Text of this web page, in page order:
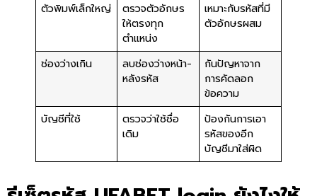
ตัวพิมพ์เล็กใหญ่
ตรวจตัวอักษร
ให้ตรงทุก
ตำแหน่ง
เหมาะกับรหัสที่มี
ตัวอักษรผสม
ช่องว่างเกิน
ลบช่องว่างหน้า-
หลังรหัส
กันปัญหาจาก
การคัดลอก
ข้อความ
บัญชีที่ใช้
ตรวจว่าใช้ชื่อ
เดิม
ป้องกันการเอา
รหัสของอีก
บัญชีมาใส่ผิด